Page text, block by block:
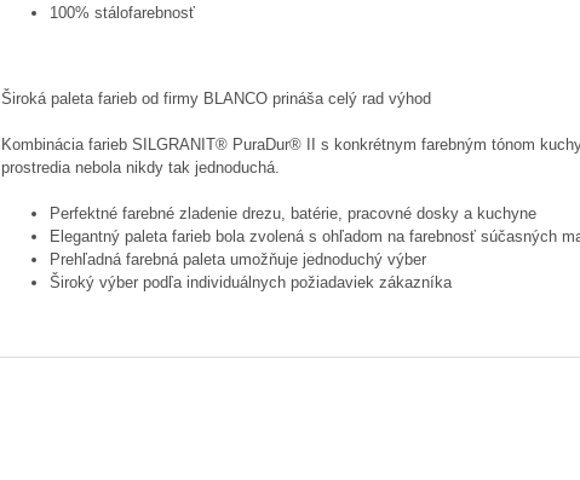
100% stálofarebnosť
Široká paleta farieb od firmy BLANCO prináša celý rad výhod
Kombinácia farieb SILGRANIT® PuraDur® II s konkrétnym farebným tónom
prostredia nebola nikdy tak jednoduchá.
Perfektné farebné zladenie drezu, batérie, pracovné dosky a kuchyne
Elegantný paleta farieb bola zvolená s ohľadom na farebnosť súčasných
Prehľadná farebná paleta umožňuje jednoduchý výber
Široký výber podľa individuálnych požiadaviek zákazníka